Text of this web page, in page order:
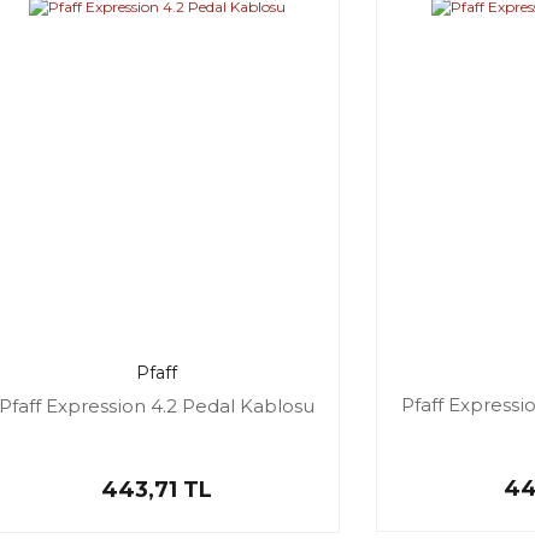
Pfaff
Pfaff Expression 4.2 Pedal Kablosu
443,71 TL
Pfaff